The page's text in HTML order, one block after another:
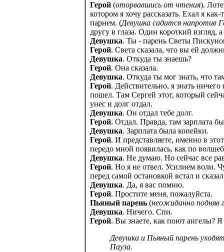
Герой (оторвавшись от чтения).
котором я хочу рассказать. Ехал я
парнем. (Девушка садится напротив
другу в глаза. Один короткий взгляд,
Девушка. Ты - парень Светы
Герой. Света сказала, что вы ей
Девушка. Откуда ты знаешь?
Герой. Она сказала.
Девушка. Откуда ты мог знать, что
Герой. Действительно, я знать
пошел. Там Сергей этот, который
унес и долг отдал.
Девушка. Он отдал тебе долг.
Герой. Отдал. Правда, там зарплата
Девушка. Зарплата была копейки.
Герой. И представляете, именно в
передо мной появилась, как по
Девушка. Не думаю. Но сейчас все
Герой. Но я не отвел. Усилием воли.
перед самой остановкой встал и
Девушка. Да, я вас помню.
Герой. Простите меня, пожалуйста.
Пьяный парень (неожиданно подняв
Девушка. Ничего. Спи.
Герой. Вы знаете, как поют ангелы?
Девушка и Пьяный парень
Пауза.